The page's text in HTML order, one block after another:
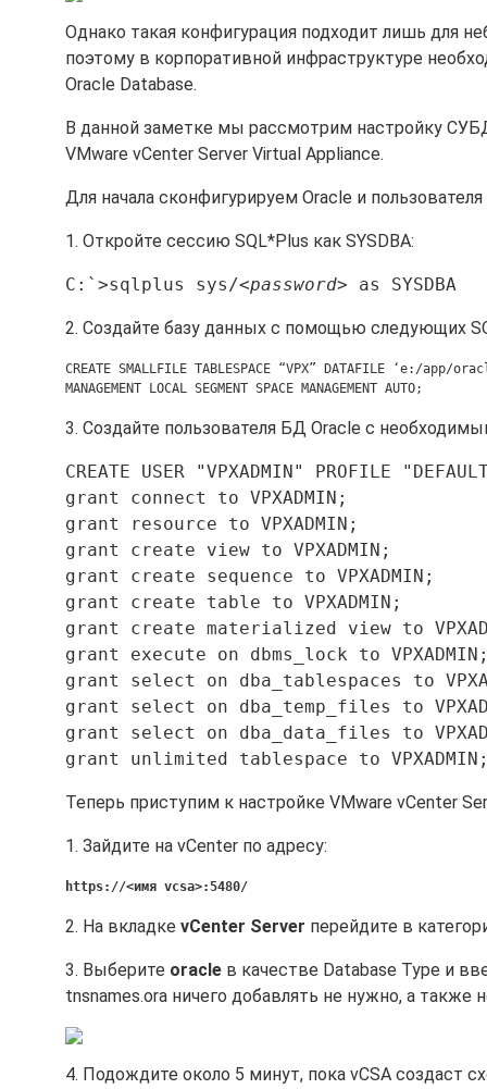
Однако такая конфигурация подходит лишь для
поэтому в корпоративной инфраструктуре
Oracle Database.
В данной заметке мы рассмотрим настройку
VMware vCenter Server Virtual Appliance.
Для начала сконфигурируем Oracle и
1. Откройте сессию SQL*Plus как SYSDBA:
C:`>sqlplus sys/<password> as SYSDBA
2. Создайте базу данных с помощью следующих
CREATE SMALLFILE TABLESPACE “VPX” DATAFILE ‘e:/app/
MANAGEMENT LOCAL SEGMENT SPACE MANAGEMENT AUTO;
3. Создайте пользователя БД Oracle с
CREATE USER "VPXADMIN" PROFILE
grant connect to VPXADMIN;
grant resource to VPXADMIN;
grant create view to VPXADMIN;
grant create sequence to VPXADMIN;
grant create table to VPXADMIN;
grant create materialized view to
grant execute on dbms_lock to
grant select on dba_tablespaces to
grant select on dba_temp_files to
grant select on dba_data_files to
grant unlimited tablespace to
Теперь приступим к настройке VMware vCenter
1. Зайдите на vCenter по адресу:
https://<имя vcsa>:5480/
2. На вкладке vCenter Server перейдите в
3. Выберите oracle в качестве Database Type и
tnsnames.ora ничего добавлять не нужно, а также
4. Подождите около 5 минут, пока vCSA создаст